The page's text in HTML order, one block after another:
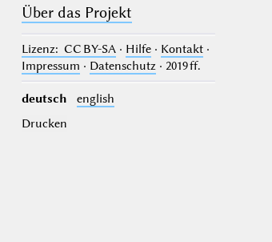
Über das Projekt
Lizenz: CC BY-SA· Hilfe· Kontakt·
Impressum · Datenschutz· 2019 ff.
deutsch
english
Drucken